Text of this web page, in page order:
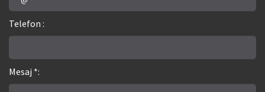
Telefon :
Mesaj *: